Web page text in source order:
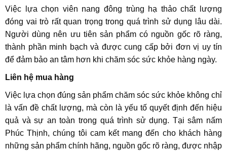
Việc lựa chọn viên nang đông trùng hạ thảo chất lượng
đóng vai trò rất quan trọng trong quá trình sử dụng lâu dài.
Người dùng nên ưu tiên sản phẩm có nguồn gốc rõ ràng,
thành phần minh bạch và được cung cấp bởi đơn vị uy tín
để đảm bảo an tâm hơn khi chăm sóc sức khỏe hàng ngày.
Liên hệ mua hàng
Việc lựa chọn đúng sản phẩm chăm sóc sức khỏe không chỉ
là vấn đề chất lượng, mà còn là yếu tố quyết định đến hiệu
quả và sự an toàn trong quá trình sử dụng. Tại sâm nấm
Phúc Thịnh, chúng tôi cam kết mang đến cho khách hàng
những sản phẩm chính hãng, nguồn gốc rõ ràng, được nhập